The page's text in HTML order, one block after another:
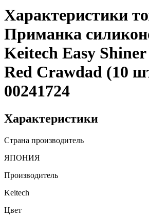
Характеристики
Приманка
Keitech Easy
Red Crawdad (10
00241724
Характеристики
Страна производитель
ЯПОНИЯ
Производитель
Keitech
Цвет